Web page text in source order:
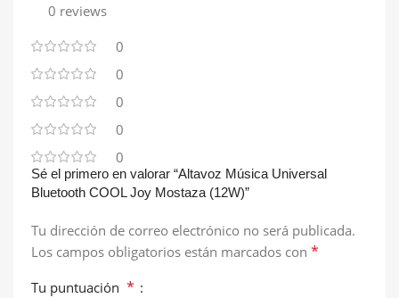
0 reviews
0
0
0
0
0
Sé el primero en valorar “Altavoz Música Universal
Bluetooth COOL Joy Mostaza (12W)”
Tu dirección de correo electrónico no será publicada.
Los campos obligatorios están marcados con *
Tu puntuación *